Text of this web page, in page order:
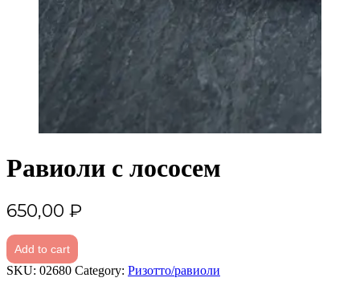
Равиоли с лососем
650,00 ₽
Add to cart
SKU: 02680 Category: Ризотто/равиоли